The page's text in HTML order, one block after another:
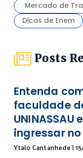
Mercado de
Dicas de Enem
Posts
Entenda
faculdade
ingressar
Ytalo Cantanhede |